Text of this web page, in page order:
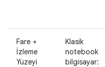
Fare +
İzleme
Yüzeyi
Klasik
notebook
bilgisayar: